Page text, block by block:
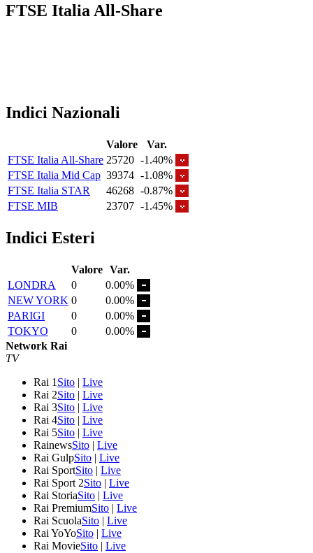
FTSE Italia All-Share
Indici Nazionali
Valore
Var.
FTSE Italia All-Share 25720 -1.40%
FTSE Italia Mid Cap 39374 -1.08%
FTSE Italia STAR
46268 -0.87%
FTSE MIB
23707 -1.45%
Indici Esteri
Valore Var.
LONDRA
0
0.00%
NEW YORK 0
0.00%
PARIGI
0
0.00%
TOKYO
0
0.00%
Network Rai
TV
Rai 1 Sito | Live
Rai 2Sito | Live
Rai 3Sito | Live
Rai 4Sito | Live
Rai 5Sito | Live
RainewsSito | Live
Rai GulpSito | Live
Rai SportSito | Live
Rai Sport 2Sito | Live
Rai StoriaSito | Live
Rai PremiumSito | Live
Rai ScuolaSito | Live
Rai YoYoSito | Live
Rai MovieSito | Live